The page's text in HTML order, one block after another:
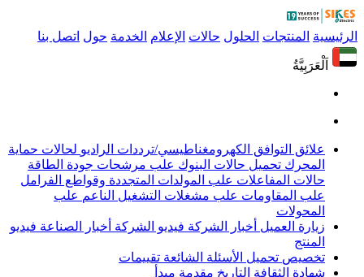
الرئيسية المنتجات الحلول حالات الإعلام الخدمة حول اتصل بنا
اَلْعَرَبِيَّةُ
علائق التوافق الكهرومغناطيسي/ترددات الراديو لحالات حماية
المحرك تحميل حالات البنوك علب مرشحات جودة الطاقة
حالات المفاعلات علب المولدات المتجددة وقواطع الفرامل
علب المقاومات علب مشغلات التشغيل الناعم علب
المحولات
زيارة العميل أخبار الشركة فيديو الشركة أخبار الصناعة فيديو
المنتج
تخصيص تحميل الأسئلة الشائعة تقييمات
شهادة الثقافة التاريخ مقدمة مبدأ